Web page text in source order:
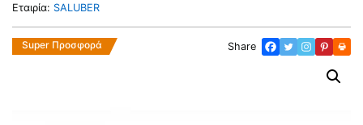
Εταιρία: SALUBER
Share
Super Προσφορά